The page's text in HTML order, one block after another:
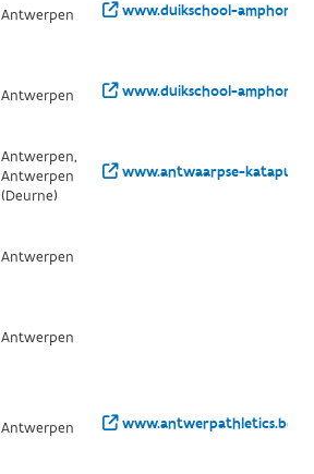
Antwerpen www.duikschool-
Antwerpen www.duikschool-
Antwerpen,
Antwerpen
(Deurne)
www.antwaarpse-
Antwerpen
Antwerpen
Antwerpen www.antwerpathletics.be/